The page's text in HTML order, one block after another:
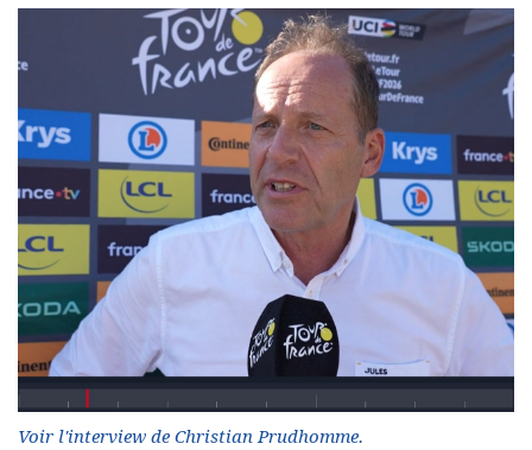
Voir l'interview de Christian Prudhomme.